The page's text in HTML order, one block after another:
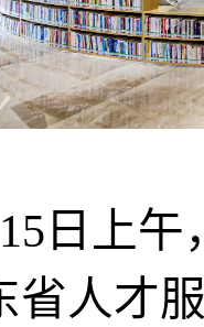
日上
省人才